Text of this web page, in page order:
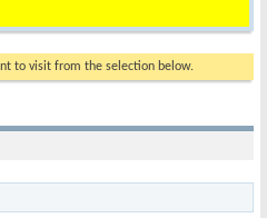
to visit from the selection below.